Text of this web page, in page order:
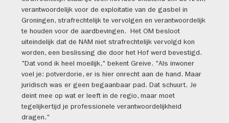
verantwoordelijk voor de exploitatie van de gasbel in
Groningen, strafrechtelijk te vervolgen en verantwoordelijk
te houden voor de aardbevingen. Het OM besloot
uiteindelijk dat de NAM niet strafrechtelijk vervolgd kon
worden, een beslissing die door het Hof werd bevestigd.
"Dat vond ik heel moeilijk," bekent Greive. "Als inwoner
voel je: potverdorie, er is hier onrecht aan de hand. Maar
juridisch was er geen begaanbaar pad. Dat schuurt. Je
deint mee op wat er leeft in de regio, maar moet
tegelijkertijd je professionele verantwoordelijkheid
dragen."